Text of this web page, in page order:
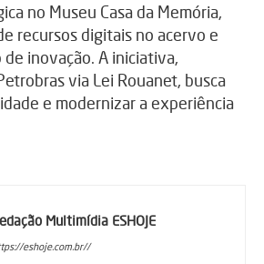
no Museu Casa da Memória,
recursos digitais no acervo e
de inovação. A iniciativa,
via Lei Rouanet, busca
e modernizar a experiência
Multimídia ESHOJE
eshoje.com.br//